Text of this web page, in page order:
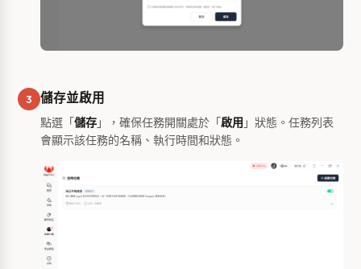
3 儲存並啟用
點選「儲存 」，確保任務開關處於「啟用 」狀態。任務列表
會顯示該任務的名稱、執行時間和狀態。